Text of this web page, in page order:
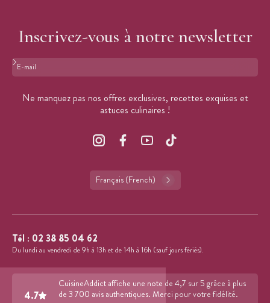
Inscrivez-vous à notre newsletter
Format : adresse@email.com
Ne manquez pas nos offres exclusives, recettes exquises et
astuces culinaires !
Français (French)
Tél : 02 38 85 04 62
Du lundi au vendredi de 9h à 13h et de 14h à 16h (sauf jours fériés).
4.7
CuisineAddict affiche une note de 4,7 sur 5 grâce à plus
de 3 700 avis authentiques. Merci pour votre fidélité.